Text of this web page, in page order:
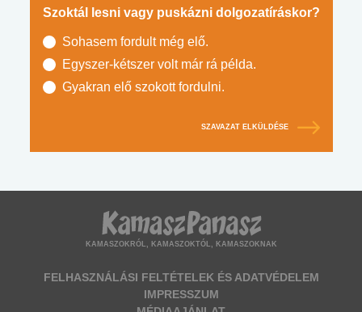
Szoktál lesni vagy puskázni dolgozatíráskor?
Sohasem fordult még elő.
Egyszer-kétszer volt már rá példa.
Gyakran elő szokott fordulni.
SZAVAZAT ELKÜLDÉSE
KAMASZOKRÓL, KAMASZOKTÓL, KAMASZOKNAK
FELHASZNÁLÁSI FELTÉTELEK ÉS ADATVÉDELEM
IMPRESSZUM